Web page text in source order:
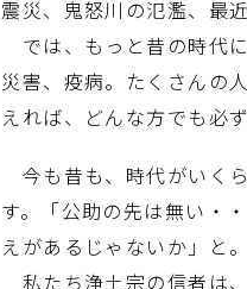
震災、鬼怒川の氾濫、最
では、もっと昔の時代
災害、疫病。たくさんの
えれば、どんな方でも必
今も昔も、時代がいく
す。「公助の先は無い・
えがあるじゃないか」と。
私たち浄土宗の信者は